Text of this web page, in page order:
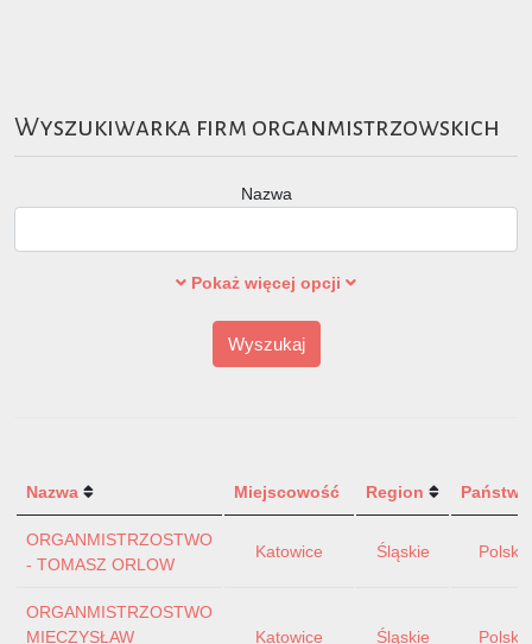
Wyszukiwarka firm organmistrzowskich
Nazwa
Pokaż więcej opcji
Wyszukaj
Nazwa Miejscowość Region Państwo
ORGANMISTRZOSTWO
- TOMASZ ORLOW
Katowice Śląskie Polska
ORGANMISTRZOSTWO
MIECZYSŁAW
Katowice Śląskie Polska